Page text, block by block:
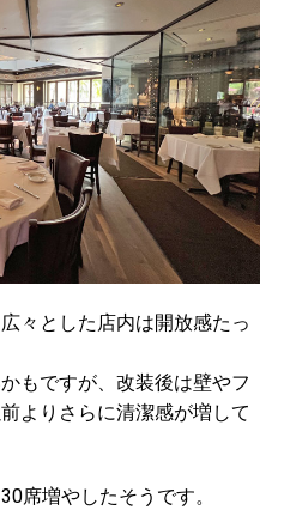
々とした店内は開放感たっ
もですが、改装後は壁やフ
よりさらに清潔感が増して
席増やしたそうです。